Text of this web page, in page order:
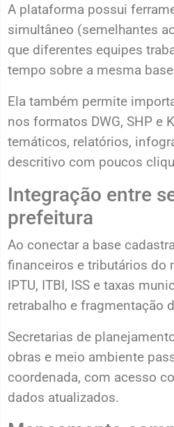
A plataforma possui
simultâneo (semelhantes
que diferentes equipes
tempo sobre a mesma
Ela também permite
nos formatos DWG, SHP e
temáticos, relatórios,
descritivo com poucos
Integração entre
prefeitura
Ao conectar a base
financeiros e tributários do
IPTU, ITBI, ISS e taxas
retrabalho e fragmentação
Secretarias de
obras e meio ambiente
coordenada, com acesso
dados atualizados.